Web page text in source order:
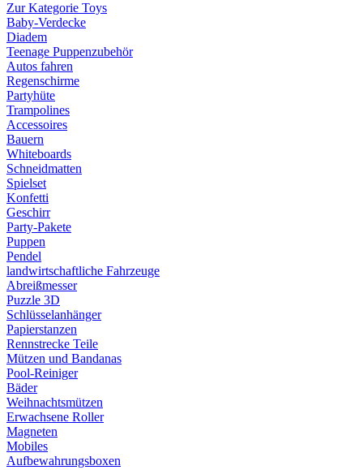
Zur Kategorie Toys
Baby-Verdecke
Diadem
Teenage Puppenzubehör
Autos fahren
Regenschirme
Partyhüte
Trampolines
Accessoires
Bauern
Whiteboards
Schneidmatten
Spielset
Konfetti
Geschirr
Party-Pakete
Puppen
Pendel
landwirtschaftliche Fahrzeuge
Abreißmesser
Puzzle 3D
Schlüsselanhänger
Papierstanzen
Rennstrecke Teile
Mützen und Bandanas
Pool-Reiniger
Bäder
Weihnachtsmützen
Erwachsene Roller
Magneten
Mobiles
Aufbewahrungsboxen